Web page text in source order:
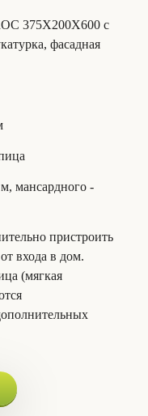
375Х200Х600 с
фасадная
мансардного -
пристроить
входа в дом.
(мягкая